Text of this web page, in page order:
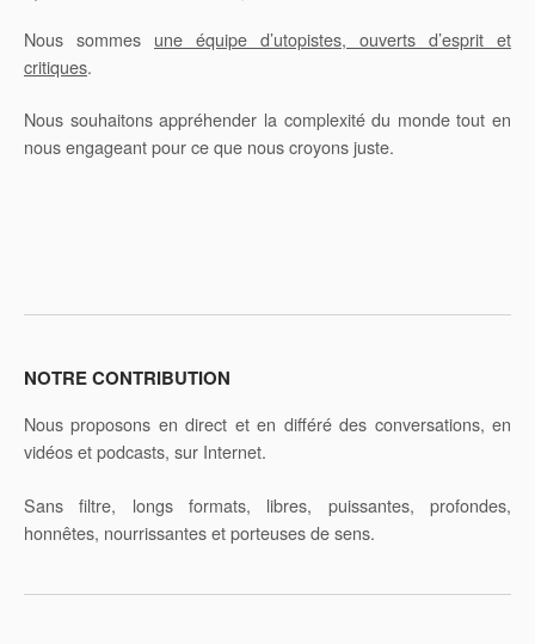
Nous sommes une équipe d’utopistes, ouverts d’esprit et
critiques.
Nous souhaitons appréhender la complexité du monde tout en
nous engageant pour ce que nous croyons juste.
NOTRE CONTRIBUTION
Nous proposons en direct et en différé des conversations, en
vidéos et podcasts, sur Internet.
Sans filtre, longs formats, libres, puissantes, profondes,
honnêtes, nourrissantes et porteuses de sens.